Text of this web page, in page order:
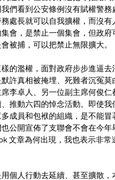
們看到公安條例沒有賦權警
處長就可以自我擴權，而沒
會，是禁止一個集會，但政
被捕，可以把禁止無限擴大。
的濫權，面對政府步步進逼
許真相被掩埋、死難者沉冤
李卓人、另一位副主席何俊
推動六四的悼念活動。即使
成員和包袱的組織，是不能
公開宣佈了支聯會不會在今
文章為何出現，我也表示非常
個人行動去延續、甚至擴散